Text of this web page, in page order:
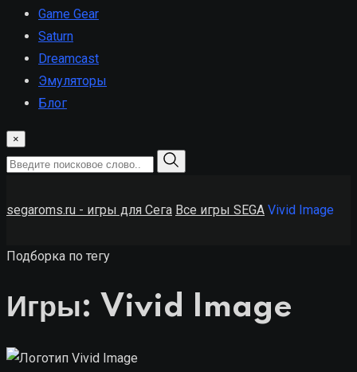
Game Gear
Saturn
Dreamcast
Эмуляторы
Блог
×
segaroms.ru - игры для Сега Все игры SEGA Vivid Image
Подборка по тегу
Игры: Vivid Image